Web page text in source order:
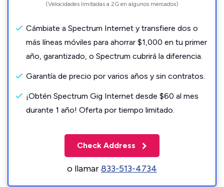
(Velocidades limitadas a 2G en algunos mercados)
Cámbiate a Spectrum Internet y transfiere dos o
más líneas móviles para ahorrar $1,000 en tu primer
año, garantizado, o Spectrum cubrirá la diferencia.
Garantía de precio por varios años y sin contratos.
¡Obtén Spectrum Gig Internet desde $60 al mes
durante 1 año! Oferta por tiempo limitado.
Check Address
o llamar833-513-4734